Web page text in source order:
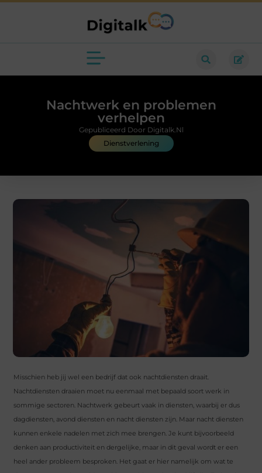
Nachtwerk en problemen
verhelpen
Dienstverlening
Gepubliceerd Door Digitalk.nl
Misschien heb jij wel een bedrijf dat ook nachtdiensten draait.
Nachtdiensten draaien moet nu eenmaal met bepaald soort werk in
sommige sectoren. Nachtwerk gebeurt vaak in diensten, waarbij er dus
dagdiensten, avond diensten en nacht diensten zijn. Maar nacht diensten
kunnen enkele nadelen met zich mee brengen. Je kunt bijvoorbeeld
denken aan productiviteit en dergelijke, maar in dit geval wordt er een
heel ander probleem besproken. Het gaat er hier namelijk om wat te